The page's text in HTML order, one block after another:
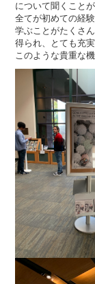
について聞くこと
全てが初めての経
学ぶことがたくさ
得られ、とても充
このような貴重な